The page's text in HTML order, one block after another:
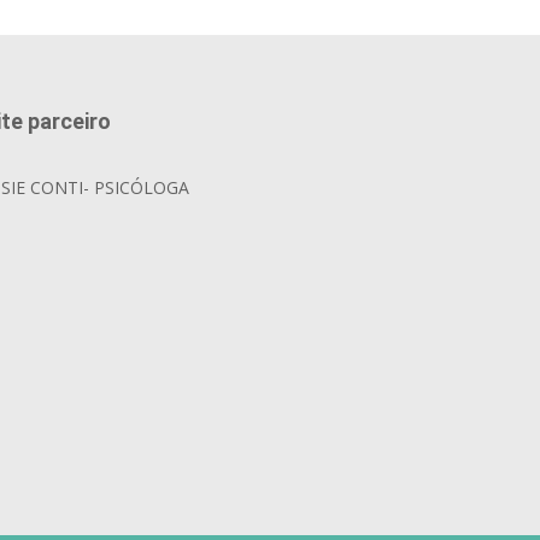
parceiro
CONTI- PSICÓLOGA